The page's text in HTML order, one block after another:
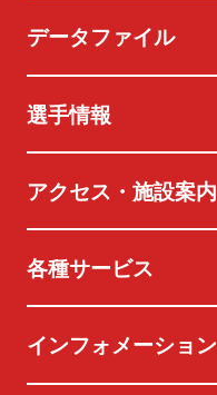
データファイル
選手情報
アクセス・施設案内
各種サービス
インフォメーション